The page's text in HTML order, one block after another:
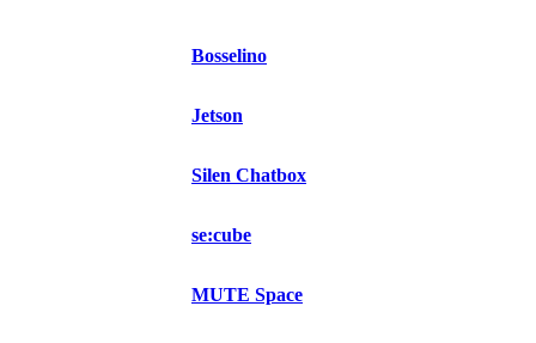
Bosselino
Jetson
Silen Chatbox
se:cube
MUTE Space